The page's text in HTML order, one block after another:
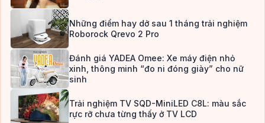
Những điểm hay dở sau 1 tháng trải nghiệm
Roborock Qrevo 2 Pro
Đánh giá YADEA Omee: Xe máy điện nhỏ
xinh, thông minh “đo ni đóng giày” cho nữ
sinh
Trải nghiệm TV SQD-MiniLED C8L: màu sắc
rực rỡ chưa từng thấy ở TV LCD